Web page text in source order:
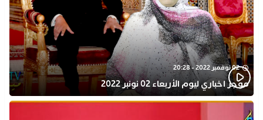
02 نوفمبر 2022 - 20:28
موجز اخباري ليوم الأربعاء 02 نونبر 2022